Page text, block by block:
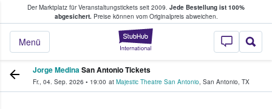
Der Marktplatz für Veranstaltungstickets seit 2009. Jede Bestellung ist 100%
abgesichert.Preise können vom Originalpreis abweichen.
StubHub - Wo
Menü
Tickets kaufen & verkaufen
Jorge MedinaSan Antonio Tickets
Fr., 04. Sep. 2026 • 19:00 at Majestic Theatre San Antonio, San Antonio, TX